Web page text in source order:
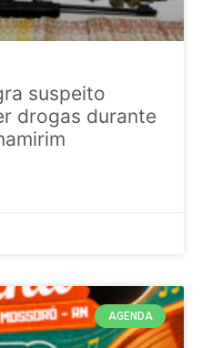
suspeito
drogas durante
AGENDA